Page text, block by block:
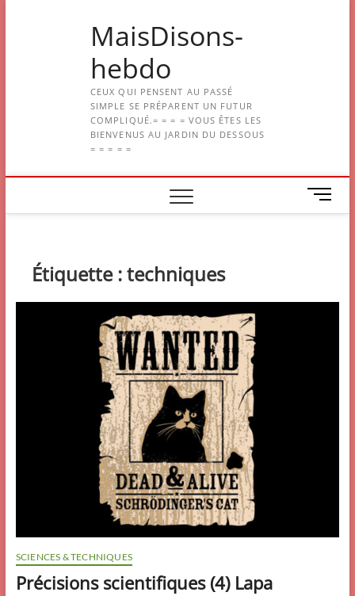
MaisDisons-
hebdo
CEUX QUI PENSENT AU PASSÉ
SIMPLE SE PRÉPARENT UN FUTUR
COMPLIQUÉ.= = = = VOUS ÊTES LES
BIENVENUS AU JARDIN DU DESSOUS
= = = = =
M
e
Étiquette :techniques
SCIENCES & TECHNIQUES
Précisions scientifiques (4) Lapa